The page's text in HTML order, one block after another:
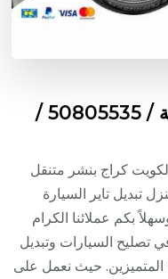
تبديل تواير السيارات العارضية / 50805535‬ /
كراج بنشر متنقل
تبديل تاير السيارة
بكم عملائنا الكرام
تصليح السيارات وتبديل
المتميزين. حيث نعمل على